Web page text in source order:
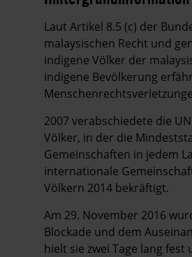
Hintergrund
Laut Artikel 8.5 (c) der
malaysischen Recht und
indigene Völker der
indigene Bevölkerung
2007 verabschiedete die
Völker, in der die
Gemeinschaften in jedem
internationale
Völkern 2014 bekräftigt.
Am 29. November 2016
Blockade und dem
hielt sie zwei Tage lang